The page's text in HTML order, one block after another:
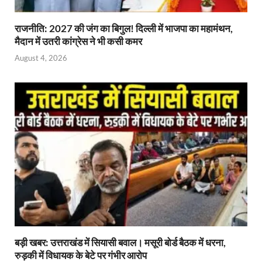
राजनीति: 2027 की जंग का बिगुल! दिल्ली में भाजपा का महामंथन,
मैदान में उतरी कांग्रेस ने भी कसी कमर
August 4, 2026
बड़ी खबर: उत्तराखंड में सियासी बवाल। मसूरी बोर्ड बैठक में धरना,
रुड़की में विधायक के बेटे पर गंभीर आरोप